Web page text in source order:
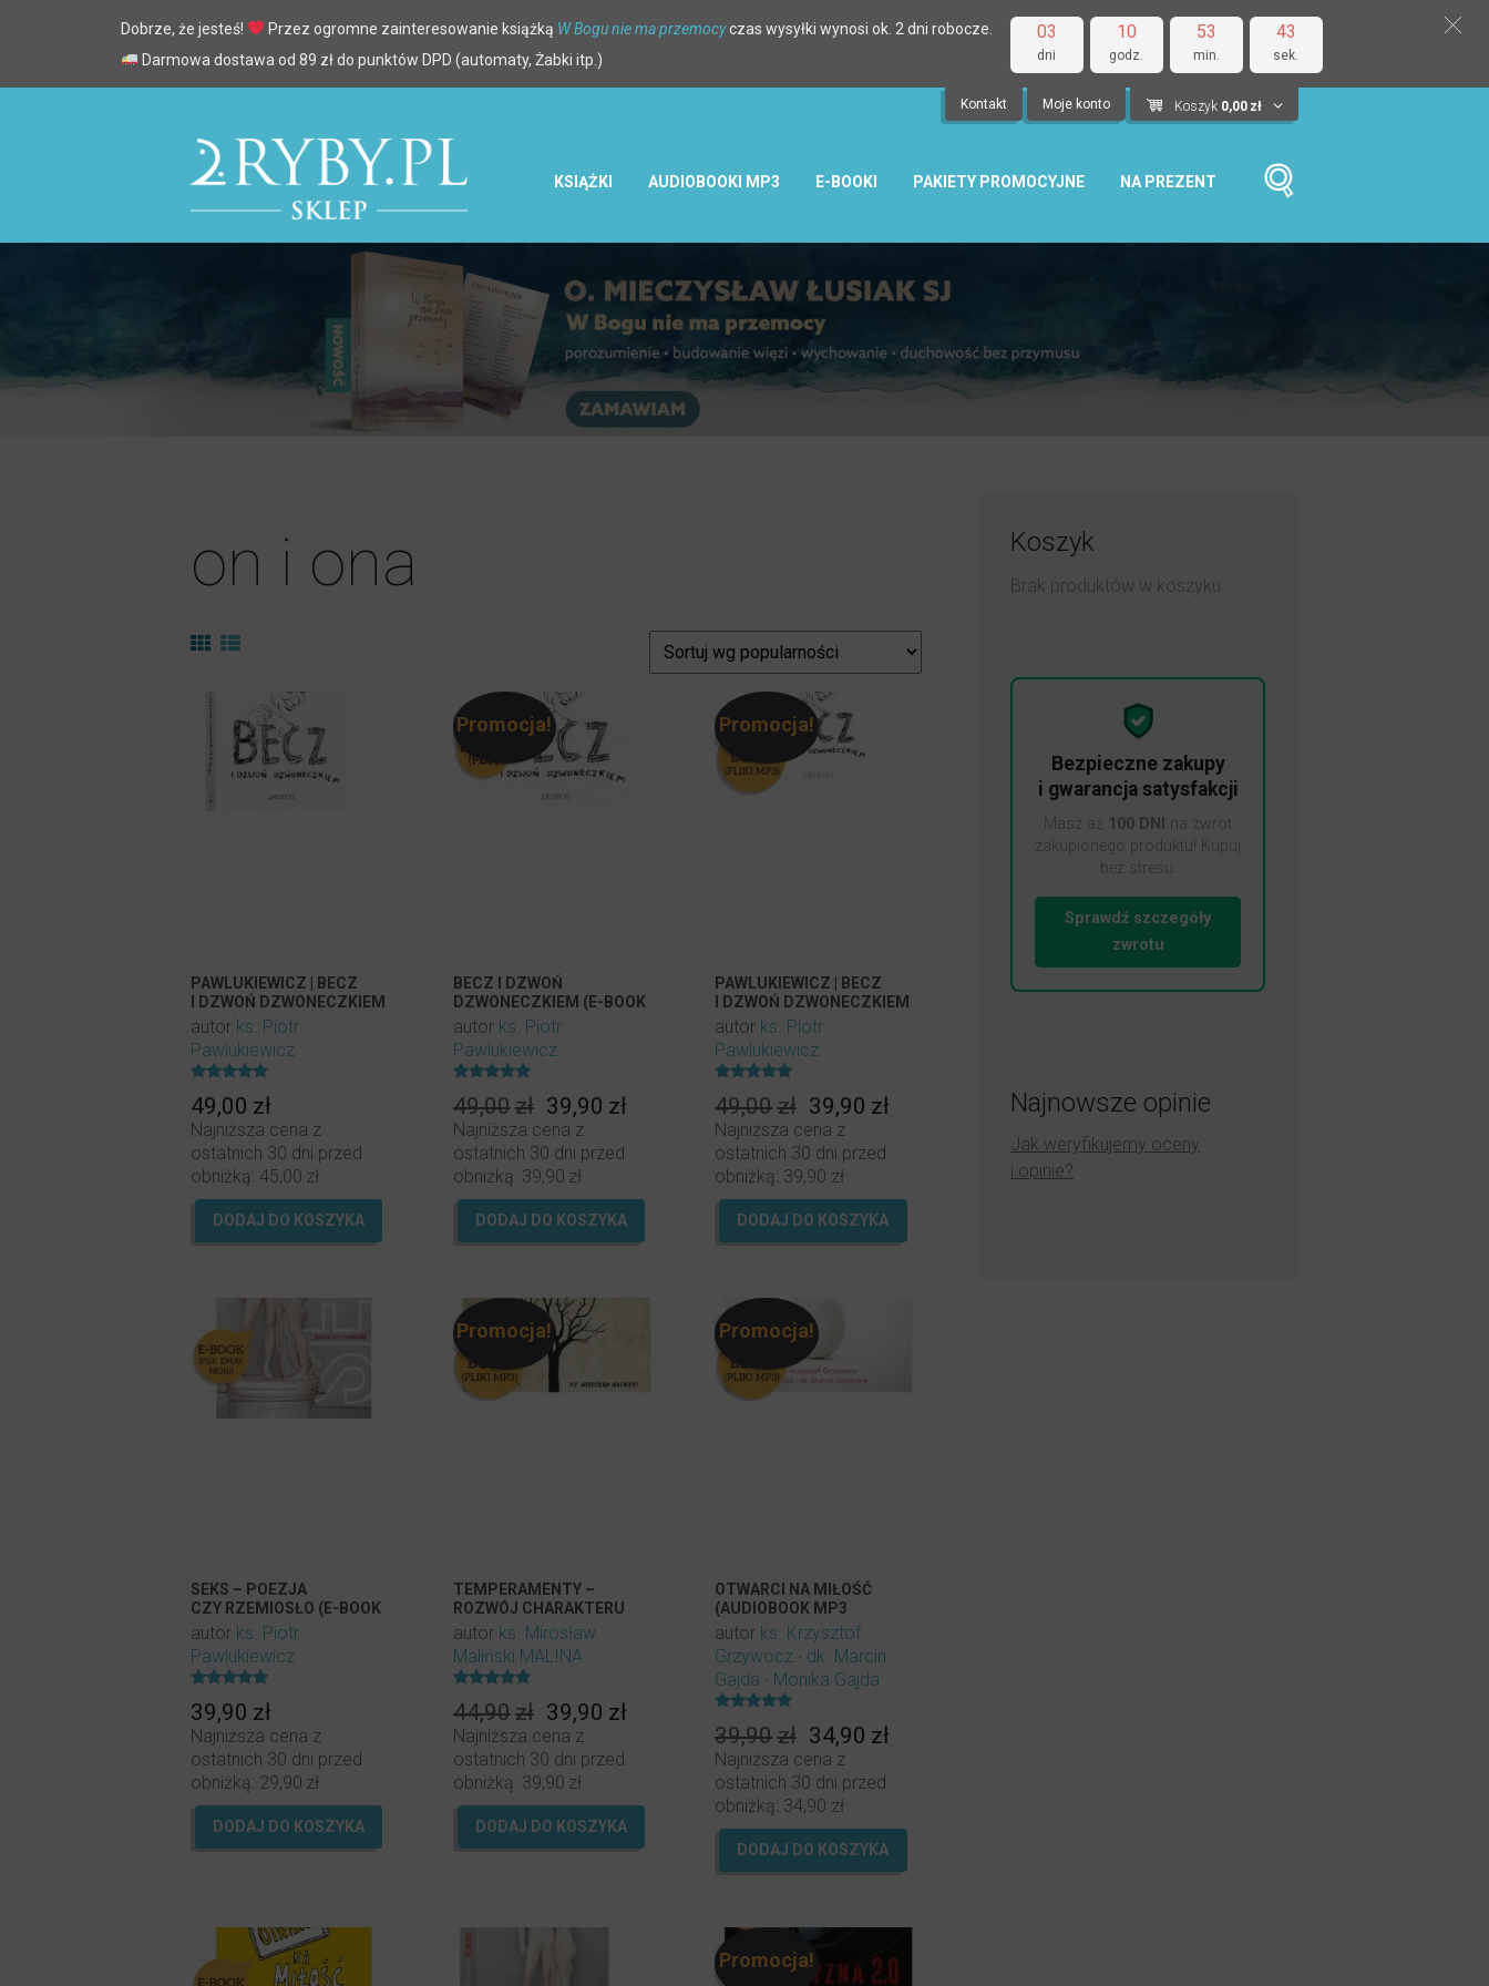
03
dni
10
godz.
53
min.
42
sek.
Dobrze, że jesteś! Przez ogromne zainteresowanie książką W Bogu nie ma przemocyczas wysyłki wynosi ok. 2 dni robocze.
Darmowa dostawa od 89 zł do punktów DPD (automaty, Żabki itp.)
Kontakt Moje konto Koszyk 0,00 zł
KSIĄŻKI AUDIOBOOKI MP3 E-BOOKI PAKIETY PROMOCYJNE NA PREZENT
on i ona
PAWLUKIEWICZ | BECZ
I DZWOŃ DZWONECZKIEM
(KSIĄŻKA)
autor ks. Piotr
Pawlukiewicz
4.99
na 5.
49,00 zł
Najniższa cena z
ostatnich 30 dni przed
obniżką: 45,00 zł
DODAJ DO KOSZYKA
Promocja!
BECZ I DZWOŃ
DZWONECZKIEM (E-BOOK
DO POBRANIA)
autor ks. Piotr
Pawlukiewicz
4.90
na 5.
49,00zł Pierwotna
cena
wynosiła:
49,00zł.
39,90 zł Aktualna
Najniższa cena z
ostatnich 30 dni przed
obniżką: 39,90 zł
DODAJ DO KOSZYKA
Promocja!
PAWLUKIEWICZ | BECZ
I DZWOŃ DZWONECZKIEM
(AUDIOBOOK MP3
DO POBRANIA)
autor ks. Piotr
Pawlukiewicz
4.98
na 5.
49,00 zł Pierwotna
cena
wynosiła:
49,00zł.
39,90 złAktualna
Najniższa cena z
ostatnich 30 dni przed
obniżką: 39,90 zł
DODAJ DO KOSZYKA
SEKS – POEZJA
CZY RZEMIOSŁO (E-BOOK
DO POBRANIA)
autor ks. Piotr
Pawlukiewicz
5.00
na 5.
39,90 zł
Najniższa cena z
ostatnich 30 dni przed
obniżką: 29,90 zł
DODAJ DO KOSZYKA
Promocja!
TEMPERAMENTY –
ROZWÓJ CHARAKTERU
(AUDIOBOOK MP3
DO POBRANIA)
autor ks. Mirosław
Maliński MALINA
5.00
na 5.
44,90zł Pierwotna
cena
wynosiła:
44,90zł.
39,90 zł
Najniższa cena z
ostatnich 30 dni przed
obniżką: 39,90 zł
DODAJ DO KOSZYKA
Promocja!
OTWARCI NA MIŁOŚĆ
(AUDIOBOOK MP3
DO POBRANIA)
autor ks. Krzysztof
Grzywocz
dk. Marcin
Gajda
Monika Gajda
5.00
na 5.
39,90 zł Pierwotna
cena
wynosiła:
39,90zł.
34,90 złAktualna
Najniższa cena z
ostatnich 30 dni przed
obniżką: 34,90 zł
DODAJ DO KOSZYKA
Promocja!
Koszyk
Brak produktów w koszyku.
Bezpieczne zakupy
i gwarancja satysfakcji
Masz aż 100 DNI
na zwrot
zakupionego produktu! Kupuj
bez stresu.
Sprawdź szczegóły
zwrotu
Najnowsze opinie
Jak weryfikujemy oceny
i opinie?